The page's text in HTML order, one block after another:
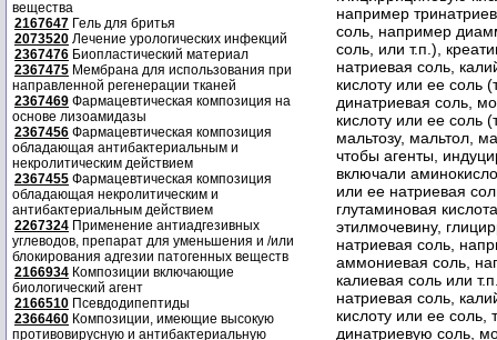
вещества
2167647 Гель для бритья
2073520 Лечение урологических инфекций
2367476 Биопластический материал
2367475 Мембрана для использования при
направленной регенерации тканей
2367469 Фармацевтическая композиция на
основе лизоамидазы
2367456 Фармацевтическая композиция
обладающая антибактериальным и
некролитическим действием
2367455 Фармацевтическая композиция
обладающая некролитическим и
антибактериальным действием
2267324 Применение антиадгезивных
углеводов, препарат для уменьшения и /или
блокирования адгезии патогенных веществ
2166934 Композиции включающие
биологический агент
2166510 Псевдодипептиды
2366460 Композиции, имеющие высокую
противовирусную и антибактериальную
например
соль, например
соль, или т.п.),
натриевая соль,
кислоту или ее соль
динатриевая соль,
кислоту или ее соль
мальтозу, мальтол,
чтобы агенты,
включали
или ее натриевая
глутаминовая
этилмочевину,
натриевая соль,
аммониевая соль,
калиевая соль или
натриевая соль,
кислоту или ее
динатриевую соль,